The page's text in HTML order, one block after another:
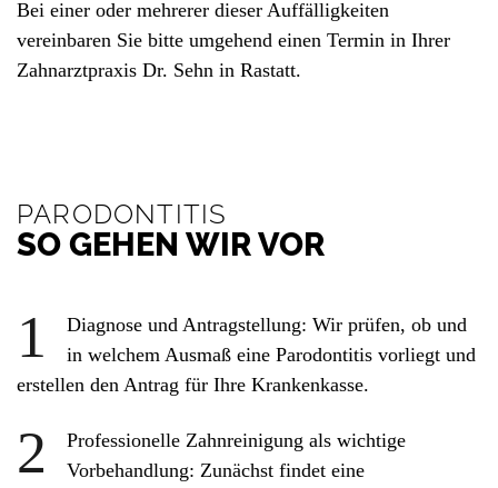
Bei einer oder mehrerer dieser Auffälligkeiten
vereinbaren Sie bitte umgehend einen Termin in Ihrer
Zahnarztpraxis Dr. Sehn in Rastatt.
PARODONTITIS
SO GEHEN WIR VOR
1
Diagnose und Antragstellung: Wir prüfen, ob und
in welchem Ausmaß eine Parodontitis vorliegt und
erstellen den Antrag für Ihre Krankenkasse.
2
Professionelle Zahnreinigung als wichtige
Vorbehandlung: Zunächst findet eine